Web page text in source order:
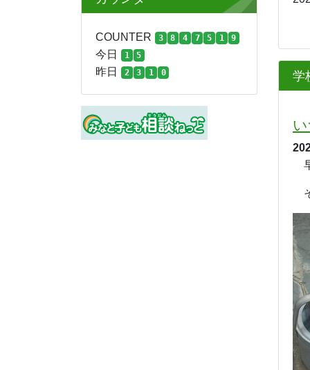
COUNTER 3 8 4 7 5 1 9
今日 1 5
昨日 2 3 1 0 学